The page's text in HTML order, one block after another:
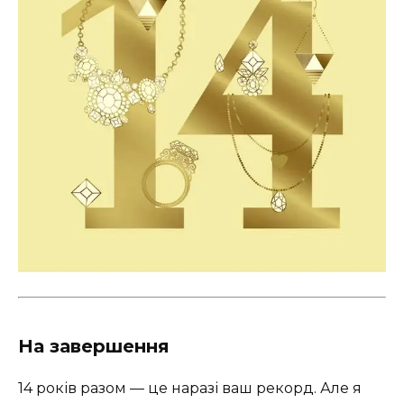
На завершення
14 років разом — це наразі ваш рекорд. Але я